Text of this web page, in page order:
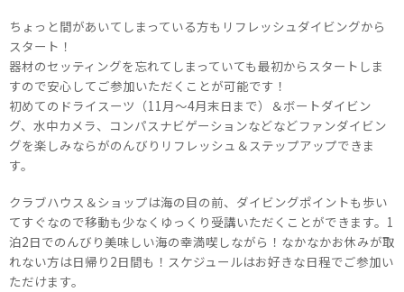
ちょっと間があいてしまっている方もリフレッシュダイビングから
スタート！
器材のセッティングを忘れてしまっていても最初からスタートしま
すので安心してご参加いただくことが可能です！
初めてのドライスーツ（11月～4月末日まで）＆ボートダイビン
グ、水中カメラ、コンパスナビゲーションなどなどファンダイビン
グを楽しみならがのんびりリフレッシュ＆ステップアップできま
す。
クラブハウス＆ショップは海の目の前、ダイビングポイントも歩い
てすぐなので移動も少なくゆっくり受講いただくことができます。1
泊2日でのんびり美味しい海の幸満喫しながら！なかなかお休みが取
れない方は日帰り2日間も！スケジュールはお好きな日程でご参加い
ただけます。